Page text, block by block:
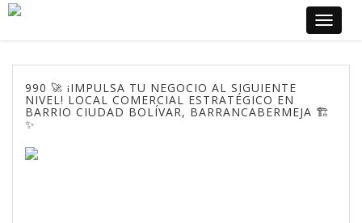
Toggle
990 🚀 ¡IMPULSA TU NEGOCIO AL SIGUIENTE
NIVEL! LOCAL COMERCIAL ESTRATÉGICO EN
BARRIO CIUDAD BOLÍVAR, BARRANCABERMEJA 🏗️
✨